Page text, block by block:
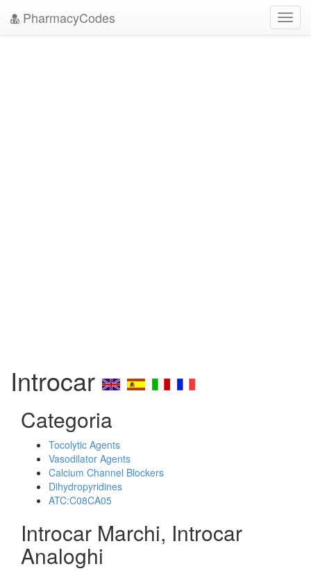
PharmacyCodes
Introcar
Categoria
Tocolytic Agents
Vasodilator Agents
Calcium Channel Blockers
Dihydropyridines
ATC:C08CA05
Introcar Marchi, Introcar
Analoghi